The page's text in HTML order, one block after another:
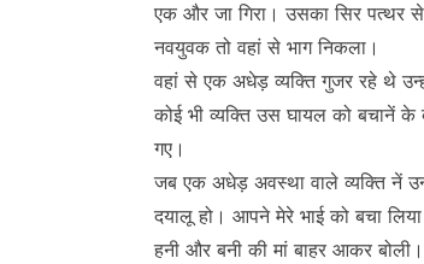
एक और जा गिरा। उसका सिर
नवयुवक तो वहां से भाग निकला।
वहां से एक अधेड़ व्यक्ति गुजर रहे थे
कोई भी व्यक्ति उस घायल को बचानें
गए।
जब एक अधेड़ अवस्था वाले व्यक्ति नें
दयालू हो। आपने मेरे भाई को बचा
हनी और बनी की मां बाहर आकर